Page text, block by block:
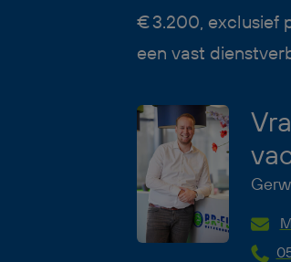
€ 3.200, exclusief
een vast